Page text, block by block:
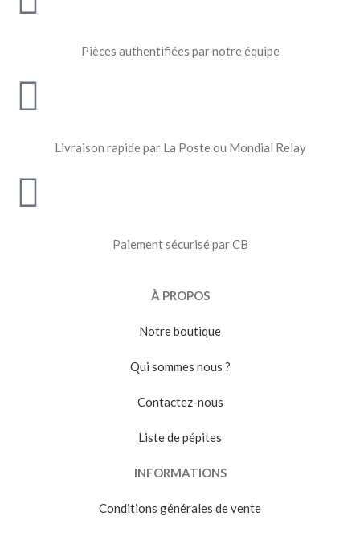
Pièces authentifiées par notre équipe
Livraison rapide par La Poste ou Mondial Relay
Paiement sécurisé par CB
À PROPOS
Notre boutique
Qui sommes nous ?
Contactez-nous
Liste de pépites
INFORMATIONS
Conditions générales de vente